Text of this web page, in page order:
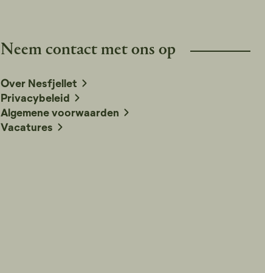
Neem contact met ons op
Over Nesfjellet
Privacybeleid
Algemene voorwaarden
Vacatures